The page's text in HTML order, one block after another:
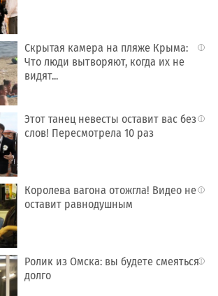
i
Скрытая камера на пляже Крыма:
Что люди вытворяют, когда их не
видят...
i
Этот танец невесты оставит вас без
слов! Пересмотрела 10 раз
i
Королева вагона отожгла! Видео не
оставит равнодушным
i
Ролик из Омска: вы будете смеяться
долго